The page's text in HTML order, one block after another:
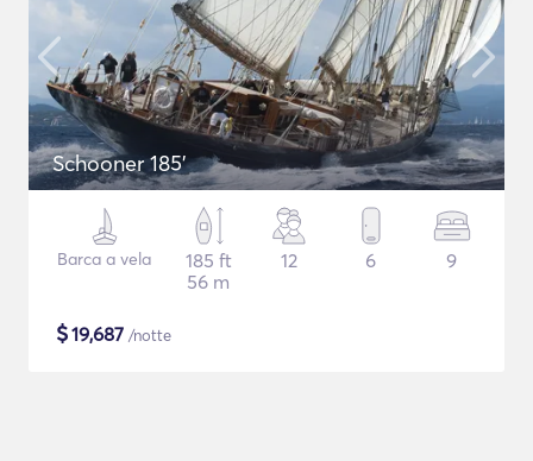
Schooner 185'
Barca a vela
185 ft
56 m
12 6 9
$19,687 /notte